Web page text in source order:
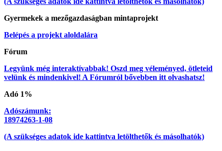
Gyermekek a mezőgazdaságban mintaprojekt
Belépés a projekt aloldalára
Fórum
Legyünk még interaktívabbak! Oszd meg véleményed, ötleteid
velünk és mindenkivel! A Fórumról bővebben itt olvashatsz!
Adó 1%
Adószámunk:
18974263-1-08
(A szükséges adatok ide kattintva letölthetők és másolhatók)